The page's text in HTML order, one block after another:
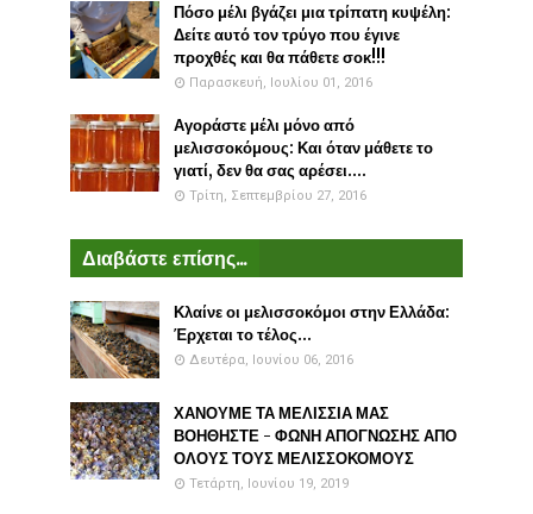
Πόσο μέλι βγάζει μια τρίπατη κυψέλη:
Δείτε αυτό τον τρύγο που έγινε
προχθές και θα πάθετε σοκ!!!
Παρασκευή, Ιουλίου 01, 2016
Αγοράστε μέλι μόνο από
μελισσοκόμους: Και όταν μάθετε το
γιατί, δεν θα σας αρέσει....
Τρίτη, Σεπτεμβρίου 27, 2016
Διαβάστε επίσης...
Κλαίνε οι μελισσοκόμοι στην Ελλάδα:
Έρχεται το τέλος...
Δευτέρα, Ιουνίου 06, 2016
ΧΑΝΟΥΜΕ ΤΑ ΜΕΛΙΣΣΙΑ ΜΑΣ
ΒΟΗΘΗΣΤΕ - ΦΩΝΗ ΑΠΟΓΝΩΣΗΣ ΑΠΟ
ΟΛΟΥΣ ΤΟΥΣ ΜΕΛΙΣΣΟΚΟΜΟΥΣ
Τετάρτη, Ιουνίου 19, 2019